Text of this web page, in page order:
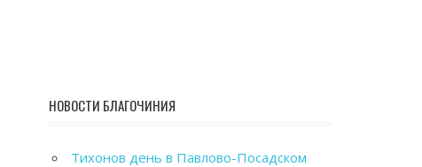
НОВОСТИ БЛАГОЧИНИЯ
Тихонов день в Павлово-Посадском